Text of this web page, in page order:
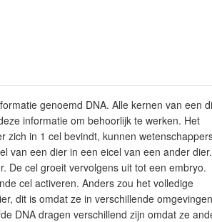
genoemd DNA. Alle kernen van een
informatie om behoorlijk te werken. Het
zich in 1 cel bevindt, kunnen
van een dier in een eicel van een ander dier.
De cel groeit vervolgens uit tot een embryo.
cel activeren. Anders zou het volledige
dit is omdat ze in verschillende omgevingen
DNA dragen verschillend zijn omdat ze